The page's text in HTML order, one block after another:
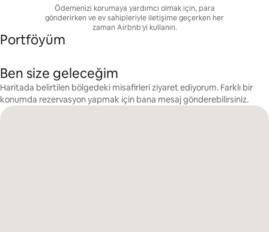
Ödemenizi korumaya yardımcı olmak için, para
gönderirken ve ev sahipleriyle iletişime geçerken her
zaman Airbnb'yi kullanın.
Portföyüm
Ben size geleceğim
Haritada belirtilen bölgedeki misafirleri ziyaret ediyorum. Farklı bir
konumda rezervasyon yapmak için bana mesaj gönderebilirsiniz.